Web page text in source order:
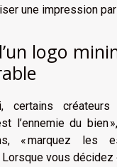
une impression
logo
certains
l’ennemie du bien
« marquez les
vous décidez